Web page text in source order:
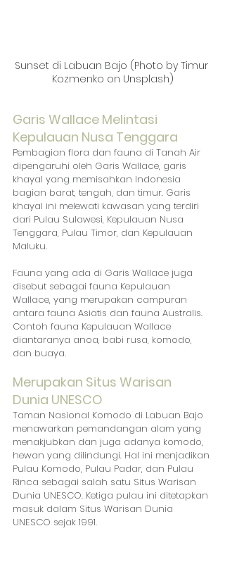
Sunset di Labuan Bajo (Photo by Timur
Kozmenko on Unsplash)
Garis Wallace Melintasi
Kepulauan Nusa Tenggara
Pembagian flora dan fauna di Tanah Air
dipengaruhi oleh Garis Wallace, garis
khayal yang memisahkan Indonesia
bagian barat, tengah, dan timur. Garis
khayal ini melewati kawasan yang terdiri
dari Pulau Sulawesi, Kepulauan Nusa
Tenggara, Pulau Timor, dan Kepulauan
Maluku.
Fauna yang ada di Garis Wallace juga
disebut sebagai fauna Kepulauan
Wallace, yang merupakan campuran
antara fauna Asiatis dan fauna Australis.
Contoh fauna Kepulauan Wallace
diantaranya anoa, babi rusa, komodo,
dan buaya.
Merupakan Situs Warisan
Dunia UNESCO
Taman Nasional Komodo di Labuan Bajo
menawarkan pemandangan alam yang
menakjubkan dan juga adanya komodo,
hewan yang dilindungi. Hal ini menjadikan
Pulau Komodo, Pulau Padar, dan Pulau
Rinca sebagai salah satu Situs Warisan
Dunia UNESCO. Ketiga pulau ini ditetapkan
masuk dalam Situs Warisan Dunia
UNESCO sejak 1991.